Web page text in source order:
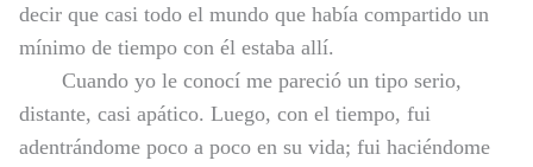
decir que casi todo el mundo que había compartido un
mínimo de tiempo con él estaba allí.
Cuando yo le conocí me pareció un tipo serio,
distante, casi apático. Luego, con el tiempo, fui
adentrándome poco a poco en su vida; fui haciéndome